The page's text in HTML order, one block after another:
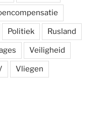
Politiek Rusland
Veiligheid
Vliegen